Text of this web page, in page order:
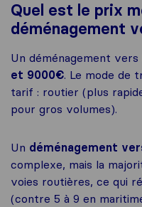
Quel est le prix
déménagement
Un déménagement
et 9000€. Le mode de
tarif : routier (plus
pour gros volumes).
Un déménagement
complexe, mais la
voies routières, ce qui
(contre 5 à 9 en